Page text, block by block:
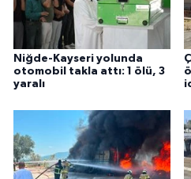
Niğde-Kayseri yolunda
otomobil takla attı: 1 ölü, 3
yaralı